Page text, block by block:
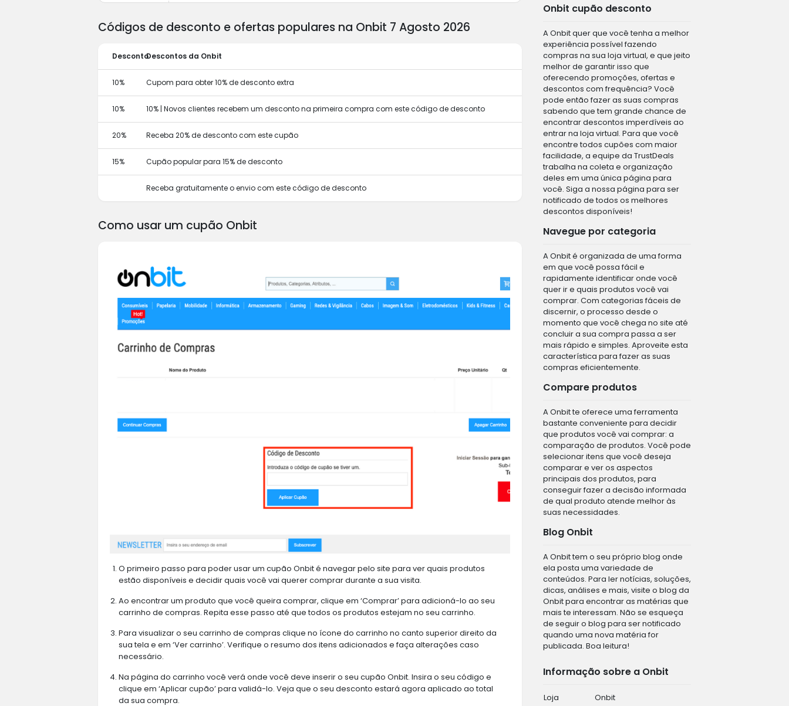
Onbit cupão desconto
A Onbit quer que você tenha a melhor
experiência possível fazendo
compras na sua loja virtual, e que jeito
melhor de garantir isso que
oferecendo promoções, ofertas e
descontos com frequência? Você
pode então fazer as suas compras
sabendo que tem grande chance de
encontrar descontos imperdíveis ao
entrar na loja virtual. Para que você
encontre todos cupões com maior
facilidade, a equipe da TrustDeals
trabalha na coleta e organização
deles em uma única página para
você. Siga a nossa página para ser
notificado de todos os melhores
descontos disponíveis!
Navegue por categoria
A Onbit é organizada de uma forma
em que você possa fácil e
rapidamente identificar onde você
quer ir e quais produtos você vai
comprar. Com categorias fáceis de
discernir, o processo desde o
momento que você chega no site até
concluir a sua compra passa a ser
mais rápido e simples. Aproveite esta
característica para fazer as suas
compras eficientemente.
Compare produtos
A Onbit te oferece uma ferramenta
bastante conveniente para decidir
que produtos você vai comprar: a
comparação de produtos. Você pode
selecionar itens que você deseja
comparar e ver os aspectos
principais dos produtos, para
conseguir fazer a decisão informada
de qual produto atende melhor às
suas necessidades.
Blog Onbit
A Onbit tem o seu próprio blog onde
ela posta uma variedade de
conteúdos. Para ler notícias, soluções,
dicas, análises e mais, visite o blog da
Onbit para encontrar as matérias que
mais te interessam. Não se esqueça
de seguir o blog para ser notificado
quando uma nova matéria for
publicada. Boa leitura!
Informação sobre a Onbit
Loja
Onbit
Códigos de desconto e ofertas populares na Onbit 7 Agosto 2026
DescontoDescontos da Onbit
10% Cupom para obter 10% de desconto extra
10% 10% | Novos clientes recebem um desconto na primeira compra com este código de desconto
20% Receba 20% de desconto com este cupão
15% Cupão popular para 15% de desconto
Receba gratuitamente o envio com este código de desconto
Como usar um cupão Onbit
O primeiro passo para poder usar um cupão Onbit é navegar pelo site para ver quais produtos
estão disponíveis e decidir quais você vai querer comprar durante a sua visita.
Ao encontrar um produto que você queira comprar, clique em ‘Comprar’ para adicioná-lo ao seu
carrinho de compras. Repita esse passo até que todos os produtos estejam no seu carrinho.
Para visualizar o seu carrinho de compras clique no ícone do carrinho no canto superior direito da
sua tela e em ‘Ver carrinho’. Verifique o resumo dos itens adicionados e faça alterações caso
necessário.
Na página do carrinho você verá onde você deve inserir o seu cupão Onbit. Insira o seu código e
clique em ‘Aplicar cupão’ para validá-lo. Veja que o seu desconto estará agora aplicado ao total
da sua compra.